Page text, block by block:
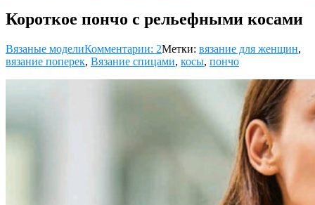
Короткое пончо с рельефными косами
Вязаные моделиКомментарии: 2Метки: вязание для женщин,
вязание поперек, Вязание спицами, косы, пончо